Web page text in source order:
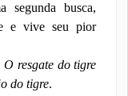
segunda busca,
e vive seu pior
O resgate do tigre
do tigre.